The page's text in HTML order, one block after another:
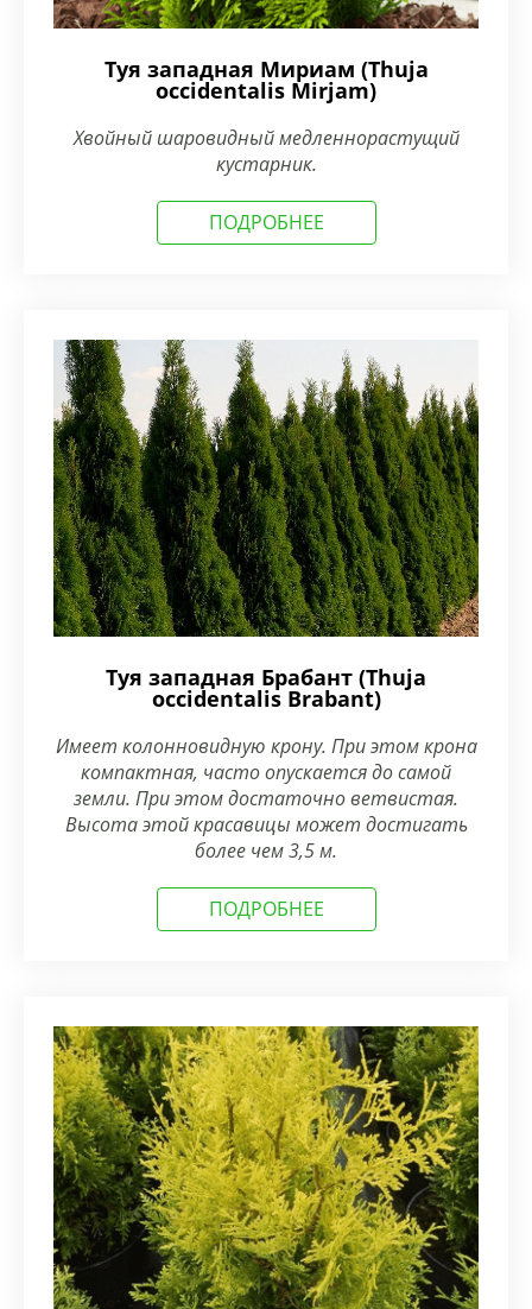
Туя западная Мириам (Thuja
occidentalis Mirjam)
Хвойный шаровидный медленнорастущий
кустарник.
ПОДРОБНЕЕ
Туя западная Брабант (Thuja
occidentalis Brabant)
Имеет колонновидную крону. При этом крона
компактная, часто опускается до самой
земли. При этом достаточно ветвистая.
Высота этой красавицы может достигать
более чем 3,5 м.
ПОДРОБНЕЕ